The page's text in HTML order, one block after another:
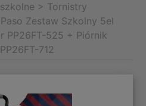
> Tornistry
Paso Zestaw Szkolny 5el
PP26FT-525 + Piórnik
712